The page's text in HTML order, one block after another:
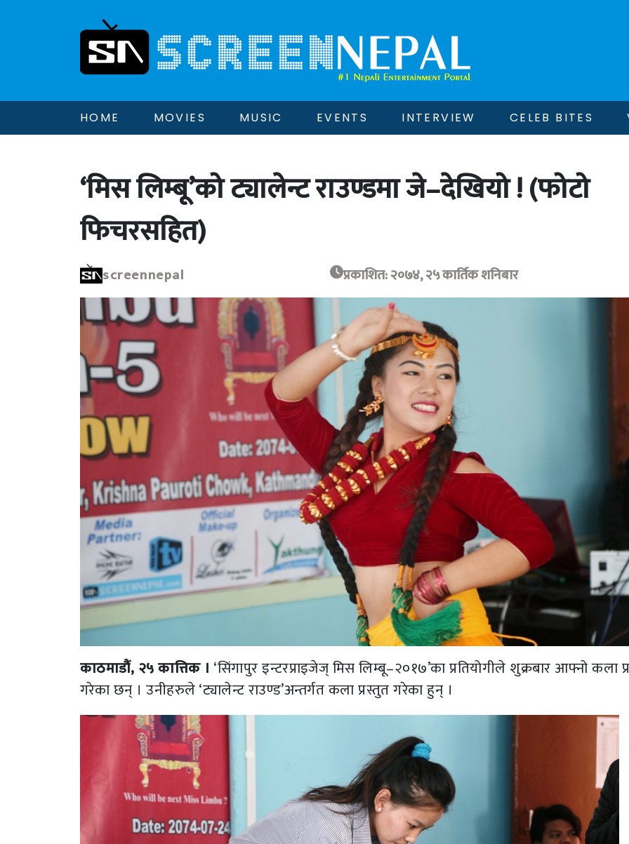
HOME MOVIES MUSIC EVENTS INTERVIEW CELEB BITES
‘मिस लिम्बू’को ट्यालेन्ट राउण्डमा जे–देखियो ! (फोटो
फिचरसहित)
screennepal प्रकाशित: २०७४, २५ कार्तिक शनिबार
काठमाडौं, २५ कात्तिक । ‘सिंगापुर इन्टरप्राइजेज् मिस लिम्बू–२०१७’का प्रतियोगीले शुक्रबार आफ्नो कला
गरेका छन् । उनीहरुले ‘ट्यालेन्ट राउण्ड’अन्तर्गत कला प्रस्तुत गरेका हुन् ।